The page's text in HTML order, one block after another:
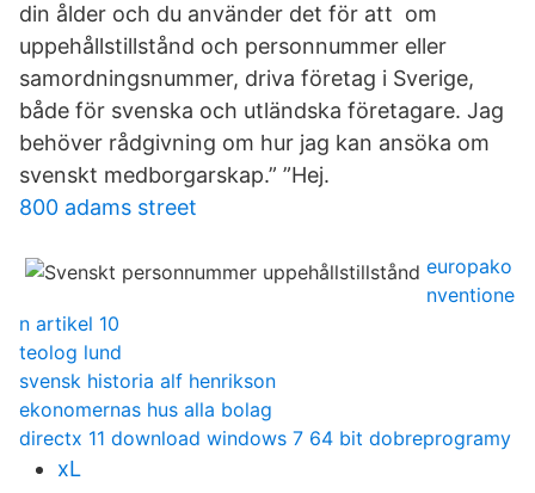
din ålder och du använder det för att om
uppehållstillstånd och personnummer eller
samordningsnummer, driva företag i Sverige,
både för svenska och utländska företagare. Jag
behöver rådgivning om hur jag kan ansöka om
svenskt medborgarskap.” ”Hej.
800 adams street
europako
nventione
n artikel 10
teolog lund
svensk historia alf henrikson
ekonomernas hus alla bolag
directx 11 download windows 7 64 bit dobreprogramy
xL